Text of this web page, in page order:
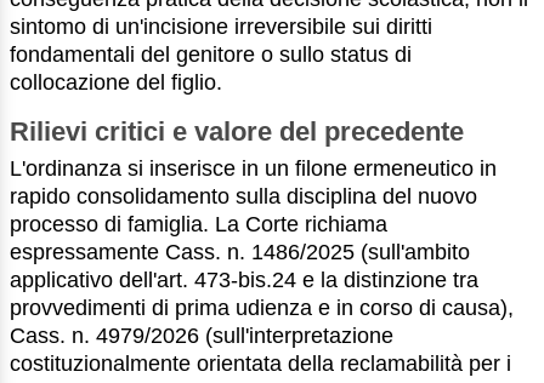
sintomo di un'incisione irreversibile sui diritti
fondamentali del genitore o sullo status di
collocazione del figlio.
Rilievi critici e valore del precedente
L'ordinanza si inserisce in un filone ermeneutico in
rapido consolidamento sulla disciplina del nuovo
processo di famiglia. La Corte richiama
espressamente Cass. n. 1486/2025 (sull'ambito
applicativo dell'art. 473-bis.24 e la distinzione tra
provvedimenti di prima udienza e in corso di causa),
Cass. n. 4979/2026 (sull'interpretazione
costituzionalmente orientata della reclamabilità per i